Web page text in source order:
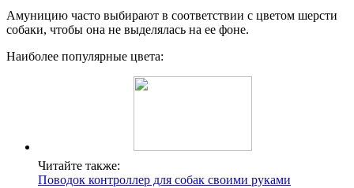
Амуницию часто выбирают в соответствии с цветом шерсти
собаки, чтобы она не выделялась на ее фоне.
Наиболее популярные цвета:
Читайте также:
Поводок контроллер для собак своими руками